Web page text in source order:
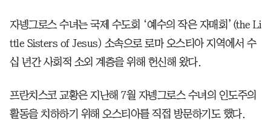
자넹그로스 수녀는 국제 수도회 ‘예수의 작은 자매회’(the Li
ttle Sisters of Jesus) 소속으로 로마 오스티아 지역에서 수
십 년간 사회적 소외 계층을 위해 헌신해 왔다.
프란치스코 교황은 지난해 7월 자넹그로스 수녀의 인도주의
활동을 치하하기 위해 오스티아를 직접 방문하기도 했다.